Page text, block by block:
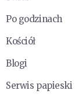
Po godzinach
Kościół
Blogi
Serwis papieski